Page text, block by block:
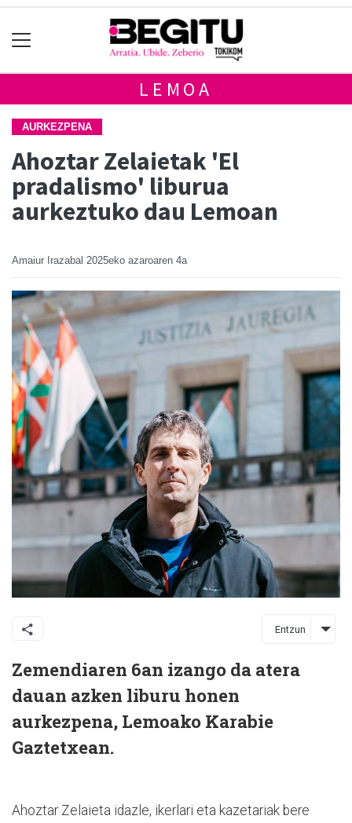
LEMOA
AURKEZPENA
Ahoztar Zelaietak 'El
pradalismo' liburua
aurkeztuko dau Lemoan
Amaiur Irazabal 2025eko azaroaren 4a
Entzun
Zemendiaren 6an izango da atera
dauan azken liburu honen
aurkezpena, Lemoako Karabie
Gaztetxean.
Ahoztar Zelaieta idazle, ikerlari eta kazetariak bere